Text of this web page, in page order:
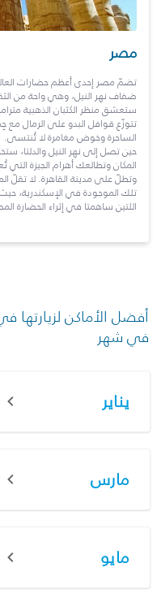
مصر
تضمّ مصر إحدى أعظم حضارات
ضفاف نهر النيل، وهي واحة من
ستعشق منظر الكثبان الذهبية
تتوزّع قوافل البدو على الرمال مع
الساحرة وخوض مغامرة لا تُنتسى.
حين تصل إلى نهر النيل والدلتا،
المكان وتطالعك أهرام الجيزة
وتطلّ على مدينة القاهرة. لا تقلّ
تلك الموجودة في الإسكندرية، حيث
اللتين ساهمتا في إثراء الحضارة
أفضل الأماكن لزيارتها
في شهر
يناير
مارس
مايو